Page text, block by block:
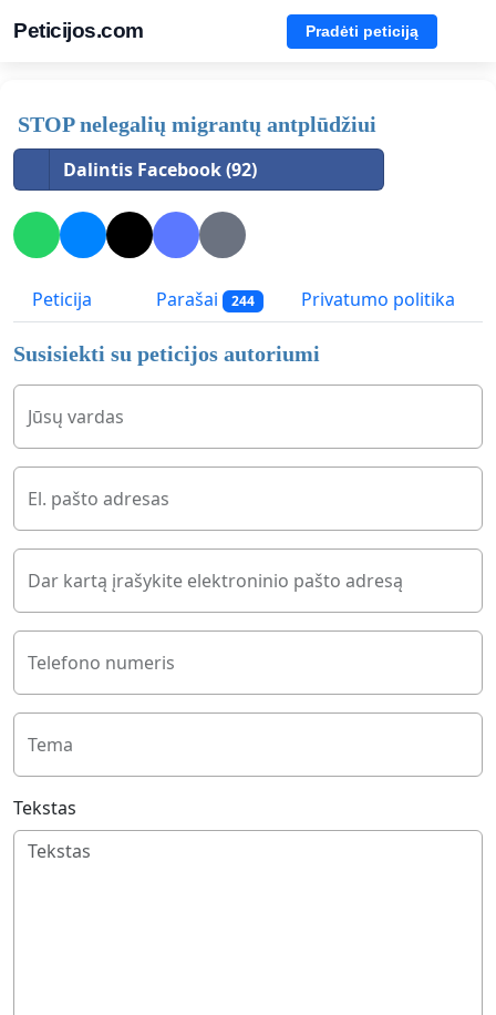
Peticijos.com Pradėti peticiją
STOP nelegalių migrantų antplūdžiui
Dalintis Facebook (92)
Peticija Parašai 244 Privatumo politika
Susisiekti su peticijos autoriumi
Jūsų vardas
El. pašto adresas
Dar kartą įrašykite elektroninio pašto adresą
Telefono numeris
Tema
Tekstas